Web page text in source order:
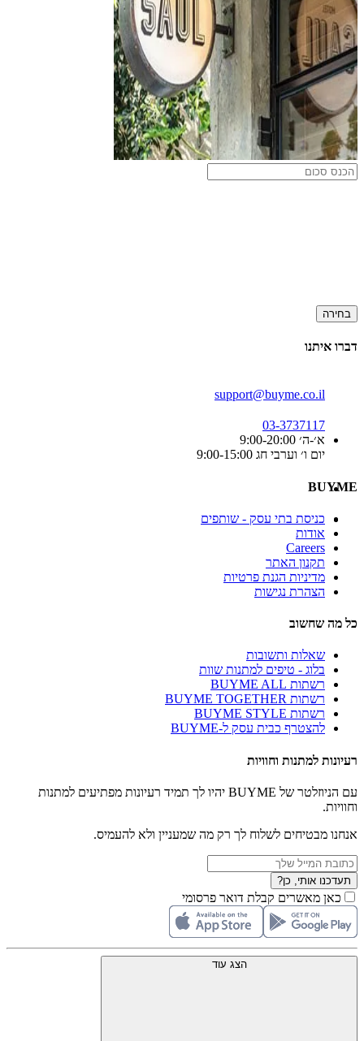
בחירה
דברו איתנו
support@buyme.co.il
03-3737117
א׳-ה׳ 9:00-20:00
יום ו׳ וערבי חג 9:00-15:00
BUYME
כניסת בתי עסק - שותפים
אודות
Careers
תקנון האתר
מדיניות הגנת פרטיות
הצהרת נגישות
כל מה שחשוב
שאלות ותשובות
בלוג - טיפים למתנות שוות
רשתות BUYME ALL
רשתות BUYME TOGETHER
רשתות BUYME STYLE
להצטרף כבית עסק ל-BUYME
רעיונות למתנות וחוויות
עם הניוזלטר של BUYME יהיו לך תמיד רעיונות מפתיעים למתנות
וחוויות.
אנחנו מבטיחים לשלוח לך רק מה שמעניין ולא להעמיס.
תעדכנו אותי, כן?
כאן מאשרים קבלת דואר פרסומי
הצג עוד